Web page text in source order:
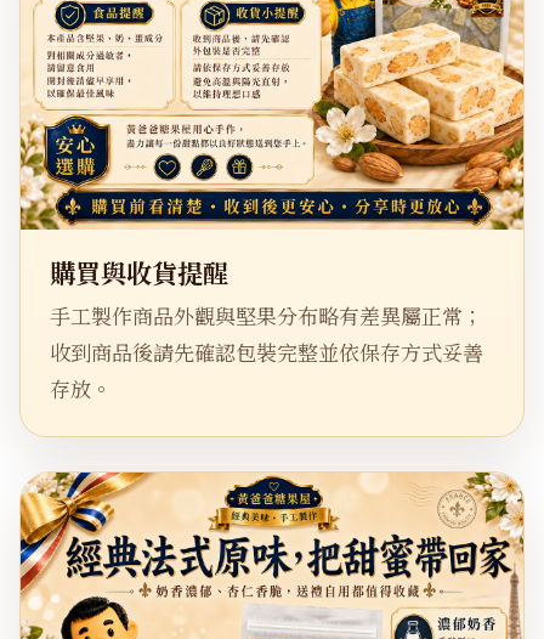
購買與收貨提醒
手工製作商品外觀與堅果分布略有差異屬正常；
收到商品後請先確認包裝完整並依保存方式妥善
存放。